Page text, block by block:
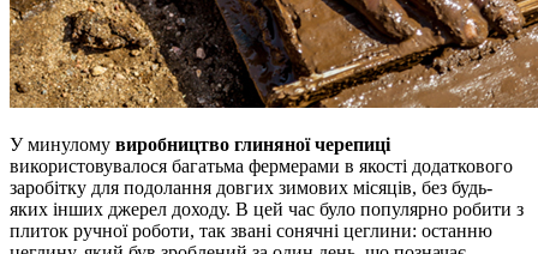
У минулому виробництво глиняної черепиці
використовувалося багатьма фермерами в якості додаткового
заробітку для подолання довгих зимових місяців, без будь-
яких інших джерел доходу. В цей час було популярно робити з
плиток ручної роботи, так звані сонячні цеглини: останню